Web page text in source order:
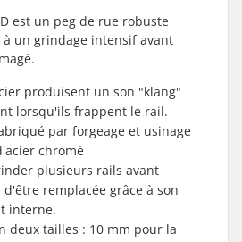
est un peg de rue robuste
un grindage intensif avant
produisent un son "klang"
lorsqu'ils frappent le rail.
par forgeage et usinage
chromé
plusieurs rails avant
remplacée grâce à son
interne.
deux tailles : 10 mm pour la